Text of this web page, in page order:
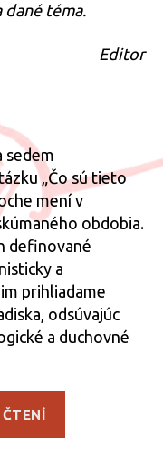
téma.
Editor
sedem
„Čo sú tieto
mení v
obdobia.
definované
a
prihliadame
odsúvajúc
a duchovné